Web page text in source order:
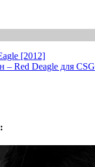
[2012]
– Red Deagle для